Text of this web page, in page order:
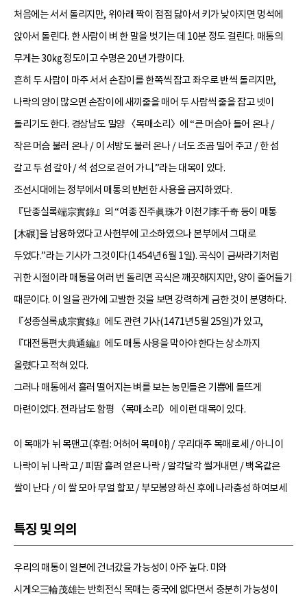
처음에는 서서 돌리지만, 위아래 짝이 점점 닳아서 키가 낮아지면 멍석에
앉아서 돌린다. 한 사람이 벼 한 말을 벗기는 데 10분 정도 걸린다. 매통의
무게는 30㎏ 정도이고 수명은 20년 가량이다.
흔히 두 사람이 마주 서서 손잡이를 한쪽씩 잡고 좌우로 반씩 돌리지만,
나락의 양이 많으면 손잡이에 새끼줄을 매어 두 사람씩 줄을 잡고 넷이
돌리기도 한다. 경상남도 밀양 〈목매소리〉에 “큰 머슴아 들어 온나 /
작은 머슴 불러 온나 / 이 서방도 불러 온나 / 너도 조곰 밀어 주고 / 한 섬
갈고 두 섬 갈아 / 석 섬으로 걷어 가니.”라는 대목이 있다.
조선시대에는 정부에서 매통의 빈번한 사용을 금지하였다.
『단종실록端宗實錄』의 “여종 진주眞珠가 이천기李千奇 등이 매통
[木碾]을 남용하였다고 사헌부에 고소하였으나 본부에서 그대로
두었다.”라는 기사가 그것이다(1454년 6월 1일). 곡식이 금싸라기처럼
귀한 시절이라 매통을 여러 번 돌리면 곡식은 깨끗해지지만, 양이 줄어들기
때문이다. 이 일을 관가에 고발한 것을 보면 강력하게 금한 것이 분명하다.
『성종실록成宗實錄』에도 관련 기사(1471년 5월 25일)가 있고,
『대전통편大典通編』에도 매통 사용을 막아야 한다는 상소까지
올렸다고 적혀 있다.
그러나 매통에서 흘러 떨어지는 벼를 보는 농민들은 기쁨에 들뜨게
마련이었다. 전라남도 함평 〈목매소리〉에 이런 대목이 있다.
이 목매가 뉘 목맨고(후렴: 어허어 목매야) / 우리대주 목매로세 / 아니 이
나락이 뉘 나락고 / 피땀 흘려 얻은 나락 / 알각달각 썰거내면 / 백옥같은
쌀이 난다 / 이 쌀 모아 무얼 할꼬 / 부모봉양 하신 후에 나라충성 하여보세
특징 및 의의
우리의 매통이 일본에 건너갔을 가능성이 아주 높다. 미와
시게오三輪茂雄는 반회전식 목매는 중국에 없다면서 충분히 가능성이